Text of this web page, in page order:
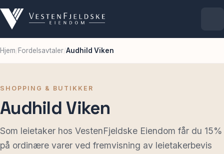
Eiendommer
Ledige lokaler
For leietakere
Hjem/Fordelsavtaler/Audhild Viken
SHOPPING & BUTIKKER
Audhild Viken
Som leietaker hos VestenFjeldske Eiendom får du 15%
på ordinære varer ved fremvisning av leietakerbevis